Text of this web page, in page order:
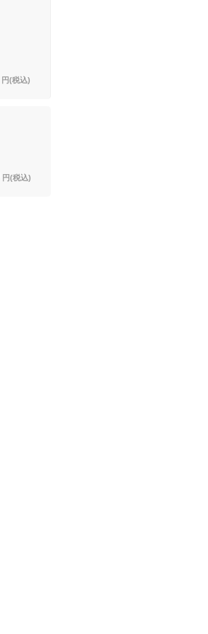
円(税込)
円(税込)